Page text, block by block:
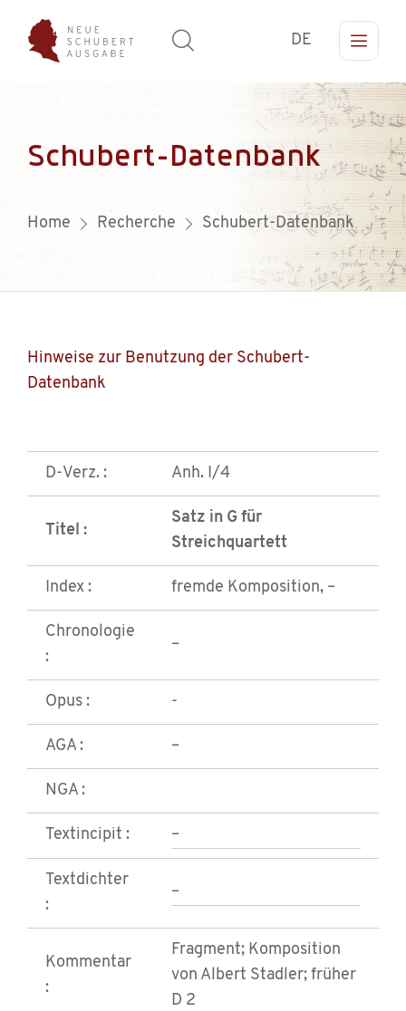
DE
Schubert-Datenbank
Home Recherche Schubert-Datenbank
Hinweise zur Benutzung der Schubert-
Datenbank
D-Verz. : Anh. I/4
Titel :
Satz in G für
Streichquartett
Index : fremde Komposition, –
Chronologie
:
–
Opus : -
AGA : –
NGA :
Textincipit : –
Textdichter
:
–
Kommentar
:
Fragment; Komposition
von Albert Stadler; früher
D 2